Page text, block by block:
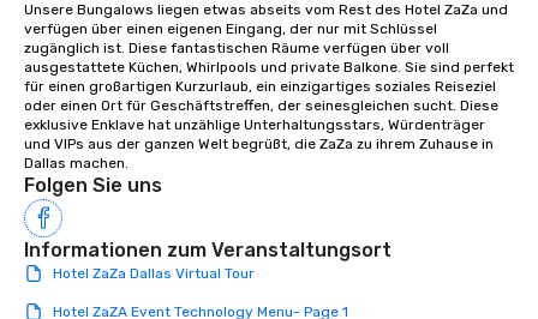
Unsere Bungalows liegen etwas abseits vom Rest des Hotel ZaZa und
verfügen über einen eigenen Eingang, der nur mit Schlüssel
zugänglich ist. Diese fantastischen Räume verfügen über voll
ausgestattete Küchen, Whirlpools und private Balkone. Sie sind perfekt
für einen großartigen Kurzurlaub, ein einzigartiges soziales Reiseziel
oder einen Ort für Geschäftstreffen, der seinesgleichen sucht. Diese
exklusive Enklave hat unzählige Unterhaltungsstars, Würdenträger
und VIPs aus der ganzen Welt begrüßt, die ZaZa zu ihrem Zuhause in
Dallas machen.
Folgen Sie uns
Informationen zum Veranstaltungsort
Hotel ZaZa Dallas Virtual Tour
Hotel ZaZA Event Technology Menu- Page 1